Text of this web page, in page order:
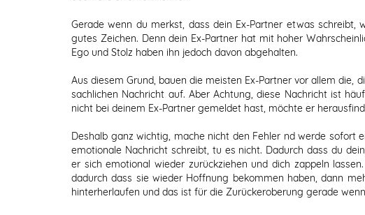
Gerade wenn du merkst, dass dein Ex-Partner etwas
gutes Zeichen. Denn dein Ex-Partner hat mit hoher
Ego und Stolz haben ihn jedoch davon abgehalten.
Aus diesem Grund, bauen die meisten Ex-Partner vor allem die,
sachlichen Nachricht auf. Aber Achtung, diese Nachricht ist
nicht bei deinem Ex-Partner gemeldet hast, möchte er
Deshalb ganz wichtig, mache nicht den Fehler nd werde sofort
emotionale Nachricht schreibt, tu es nicht. Dadurch dass du
er sich emotional wieder zurückziehen und dich zappeln
dadurch dass sie wieder Hoffnung bekommen haben, dann
hinterherlaufen und das ist für die Zurückeroberung gerade